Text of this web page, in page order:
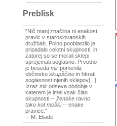
Preblisk
"Nič manj značilna ni enakost
pravic v staroslovanskih
družbah. Polno pooblastilo je
pripadalo celotni skupnosti, in
zatorej so se morali sklepi
sprejemati soglasno. Prvotno
je beseda mir pomenila
občinsko skupščino in hkrati
soglasnostnjenih sklepov[...]
Izraz mir odseva obdobje v
katerem je imel vsak član
skupnosti -- ženske ravno
tako kot moški-- enake
pravice."
-- M. Eliade